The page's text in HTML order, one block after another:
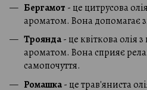
Бергамот - це цитрусова
ароматом. Вона допомагає
Троянда- це квіткова
ароматом. Вона сприяє
самопочуття.
Ромашка- це трав'яниста